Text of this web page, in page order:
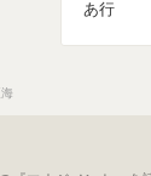
あ行